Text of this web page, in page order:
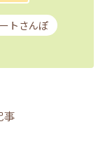
トさんぽ
事